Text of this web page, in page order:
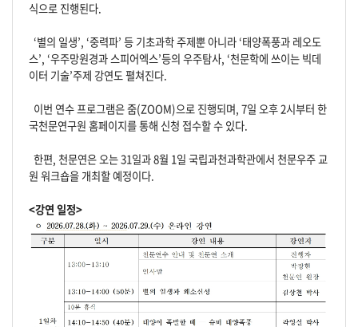
식으로 진행된다.
‘별의 일생’, ‘중력파’ 등 기초과학 주제뿐 아니라 ‘태양폭풍과 레오도
스’, ‘우주망원경과 스피어엑스’등의 우주탐사, ‘천문학에 쓰이는 빅데
이터 기술’주제 강연도 펼쳐진다.
이번 연수 프로그램은 줌(ZOOM)으로 진행되며, 7일 오후 2시부터 한
국천문연구원 홈페이지를 통해 신청 접수할 수 있다.
한편, 천문연은 오는 31일과 8월 1일 국립과천과학관에서 천문우주 교
원 워크숍을 개최할 예정이다.
<강연 일정>